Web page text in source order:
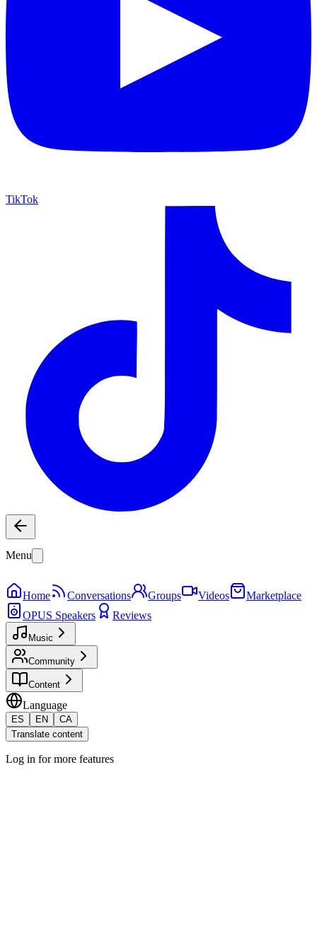
TikTok
Menu
Home Conversations Groups Videos
Marketplace
OPUS Speakers
Reviews
Music
Community
Content
Language
ES EN
CA
Translate content
Log in for more features